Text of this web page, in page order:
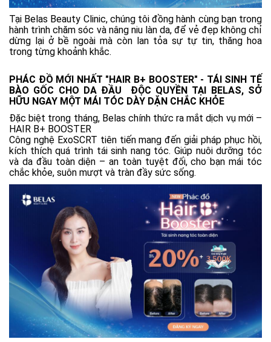
Tại Belas Beauty Clinic, chúng tôi đồng hành cùng bạn trong
hành trình chăm sóc và nâng niu làn da, để vẻ đẹp không chỉ
dừng lại ở bề ngoài mà còn lan tỏa sự tự tin, thăng hoa
trong từng khoảnh khắc.
PHÁC ĐỒ MỚI NHẤT "HAIR B+ BOOSTER" - TÁI SINH TẾ
BÀO GỐC CHO DA ĐẦU ĐỘC QUYỀN TẠI BELAS, SỞ
HỮU NGAY MỘT MÁI TÓC DÀY DẶN CHẮC KHỎE
Đặc biệt trong tháng, Belas chính thức ra mắt dịch vụ mới –
HAIR B+ BOOSTER
Công nghệ ExoSCRT tiên tiến mang đến giải pháp phục hồi,
kích thích quá trình tái sinh nang tóc. Giúp nuôi dưỡng tóc
và da đầu toàn diện – an toàn tuyệt đối, cho bạn mái tóc
chắc khỏe, suôn mượt và tràn đầy sức sống.